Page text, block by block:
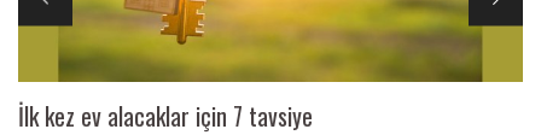
İlk kez ev alacaklar için 7 tavsiye